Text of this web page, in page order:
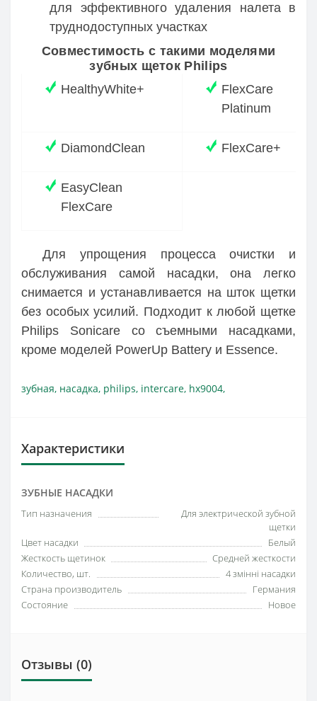
для эффективного удаления налета в
труднодоступных участках
Совместимость с такими моделями
зубных щеток Philips
HealthyWhite+
FlexCare
Platinum
DiamondClean FlexCare+
EasyClean
FlexCare
Для упрощения процесса очистки и
обслуживания самой насадки, она легко
снимается и устанавливается на шток щетки
без особых усилий. Подходит к любой щетке
Philips Sonicare со съемными насадками,
кроме моделей PowerUp Battery и Essence.
зубная, насадка, philips, intercare, hx9004,
Характеристики
ЗУБНЫЕ НАСАДКИ
Тип назначения
Для электрической зубной
щетки
Цвет насадки
Белый
Жесткость щетинок
Средней жесткости
Количество, шт.
4 змінні насадки
Страна производитель
Германия
Состояние
Новое
Отзывы (0)